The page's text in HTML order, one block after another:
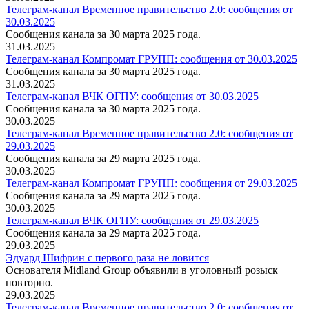
Телеграм-канал Временное правительство 2.0: сообщения от
30.03.2025
Сообщения канала за 30 марта 2025 года.
31.03.2025
Телеграм-канал Компромат ГРУПП: сообщения от 30.03.2025
Сообщения канала за 30 марта 2025 года.
31.03.2025
Телеграм-канал ВЧК ОГПУ: сообщения от 30.03.2025
Сообщения канала за 30 марта 2025 года.
30.03.2025
Телеграм-канал Временное правительство 2.0: сообщения от
29.03.2025
Сообщения канала за 29 марта 2025 года.
30.03.2025
Телеграм-канал Компромат ГРУПП: сообщения от 29.03.2025
Сообщения канала за 29 марта 2025 года.
30.03.2025
Телеграм-канал ВЧК ОГПУ: сообщения от 29.03.2025
Сообщения канала за 29 марта 2025 года.
29.03.2025
Эдуард Шифрин с первого раза не ловится
Основателя Midland Group объявили в уголовный розыск
повторно.
29.03.2025